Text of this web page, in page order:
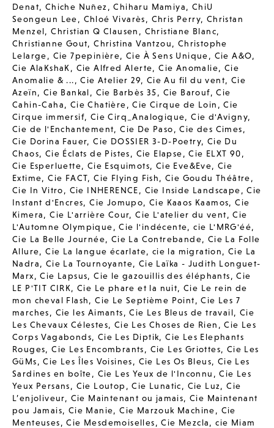
Denat, Chiche Nuñez ,Chiharu Mamiya, ChiU
Seongeun Lee, Chloé Vivarès, Chris Perry, Christan
Menzel,Christian Q Clausen , Christiane Blanc,
Christianne Gout,Christina Vantzou, Christophe
Lelarge, Cie 7pepinière,Cie À Sens Unique, Cie A&O,
Cie AlaKshaK, Cie Alfred Alerte,Cie Anomalie, Cie
Anomalie & ...,Cie Atelier 29, Cie Au fil du vent, Cie
Azeïn, Cie Bankal, Cie Barbès 35, Cie Barouf,Cie
Cahin-Caha, Cie Chatière,Cie Cirque de Loin ,Cie
Cirque immersif, Cie Cirq_Analogique,Cie d'Avigny,
Cie de l'Enchantement,Cie De Paso,Cie des Cimes,
Cie Dorina Fauer,Cie DOSSIER 3-D-Poetry, Cie Du
Chaos, Cie Éclats de Pistes, Cie Elapse,Cie ELXT 90,
Cie Esperluette, Cie Esquimots, Cie Eve&Eve,Cie
Extime,Cie FACT,Cie Flying Fish,Cie Goudu Théâtre,
Cie In Vitro, Cie INHERENCE, Cie Inside Landscape,Cie
Instant d'Encres,Cie Jomupo,Cie Kaaos Kaamos,Cie
Kimera,Cie L'arrière Cour,Cie L'atelier du vent,Cie
L'Automne Olympique,Cie l'indécente,cie L'MRG'éé,
Cie La Belle Journée, Cie La Contrebande, Cie La Folle
Allure,Cie La langue écarlate, cie la migration,Cie La
Nadra, Cie La Tournoyante, Cie Laïka - Judith Longuet-
Marx,Cie Lapsus,Cie le gazouillis des éléphants,Cie
LE P'TIT CIRK,Cie Le phare et la nuit,Cie Le rein de
mon cheval Flash,Cie Le Septième Point,Cie Les 7
marches, Cie les Aimants,Cie Les Bleus de travail, Cie
Les Chevaux Célestes, Cie Les Choses de Rien ,Cie Les
Corps Vagabonds, Cie Les Diptik,Cie Les Elephants
Rouges,Cie Les Encombrants, Cie Les Griottes, Cie Les
GüMs,Cie Les Îles Voisines, Cie Les Os Bleus, Cie Les
Sardines en boîte, Cie Les Yeux de l'Inconnu ,Cie Les
Yeux Persans, Cie Loutop ,Cie Lunatic, Cie Luz,Cie
L’enjoliveur, Cie Maintenant ou jamais,Cie Maintenant
pou Jamais, Cie Manie,Cie Marzouk Machine, Cie
Menteuses,Cie Mesdemoiselles,Cie Mezcla,cie Miam